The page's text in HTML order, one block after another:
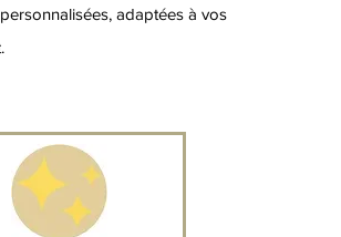
adaptées à vos